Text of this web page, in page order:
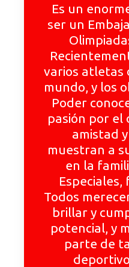
Es un
ser un
varios atletas
mundo, y los
Poder
pasión por el
amistad
muestran a
en la
Todos
brillar y
potencial, y
parte de